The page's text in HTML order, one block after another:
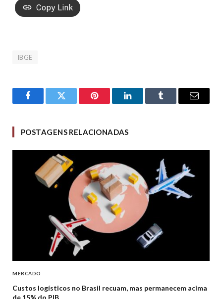
Copy Link
IBGE
FacebookTwitter Pinterest LinkedInTumblr Email
POSTAGENS RELACIONADAS
MERCADO
Custos logísticos no Brasil recuam, mas permanecem acima